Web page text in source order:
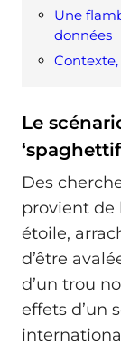
Une
données
Le
Des
provient de
étoile,
d’être
d’un trou
effets d’un